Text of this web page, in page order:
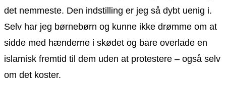
det nemmeste. Den indstilling er jeg så dybt uenig i.
Selv har jeg børnebørn og kunne ikke drømme om at
sidde med hænderne i skødet og bare overlade en
islamisk fremtid til dem uden at protestere – også selv
om det koster.